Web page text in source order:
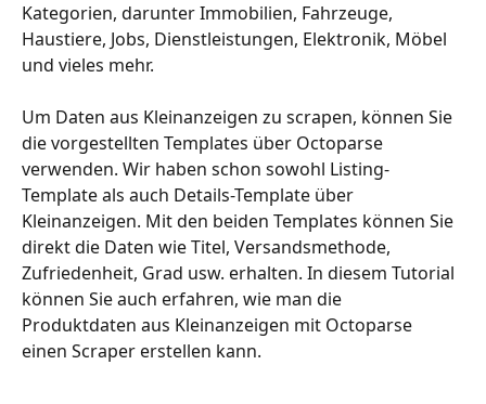
Kategorien, darunter Immobilien, Fahrzeuge,
Haustiere, Jobs, Dienstleistungen, Elektronik, Möbel
und vieles mehr.
Um Daten aus Kleinanzeigen zu scrapen, können Sie
die vorgestellten Templates über Octoparse
verwenden. Wir haben schon sowohl Listing-
Template als auch Details-Template über
Kleinanzeigen. Mit den beiden Templates können Sie
direkt die Daten wie Titel, Versandsmethode,
Zufriedenheit, Grad usw. erhalten. In diesem Tutorial
können Sie auch erfahren, wie man die
Produktdaten aus Kleinanzeigen mit Octoparse
einen Scraper erstellen kann.